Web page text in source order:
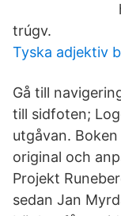
trúgv.
Tyska adjektiv
Gå till
till sidfoten;
utgåvan.
original och
Projekt
sedan Jan